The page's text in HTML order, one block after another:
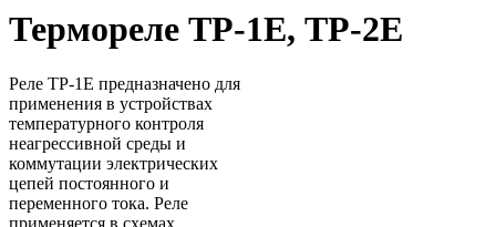
Термореле ТР-1Е, ТР-2Е
Реле ТР-1Е предназначено для
применения в устройствах
температурного контроля
неагрессивной среды и
коммутации электрических
цепей постоянного и
переменного тока. Реле
применяется в схемах